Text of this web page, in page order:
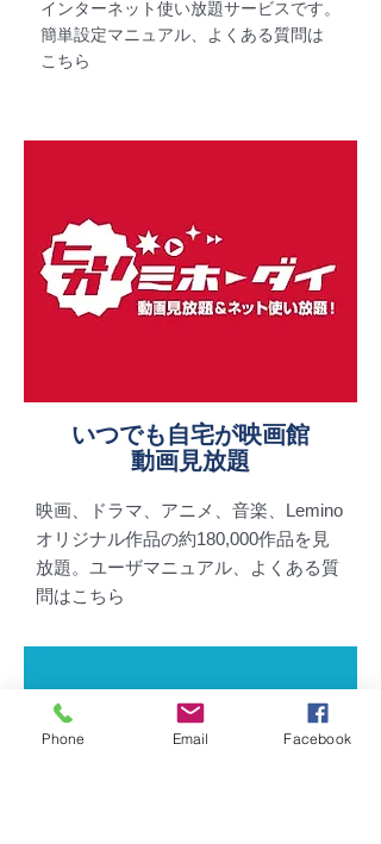
インターネット使い放題サービスです。
​簡単設定マニュアル、よくある質問は
こちら
いつでも自宅が映画館
動画見放題
映画、ドラマ、アニメ、音楽、Lemino
オリジナル作品の約180,000作品を見
放題。 ​ユーザマニュアル、よくある質
問はこちら
Phone Email Facebook